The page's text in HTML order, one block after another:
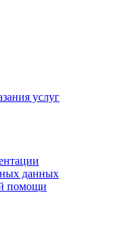
услуг
данных
помощи